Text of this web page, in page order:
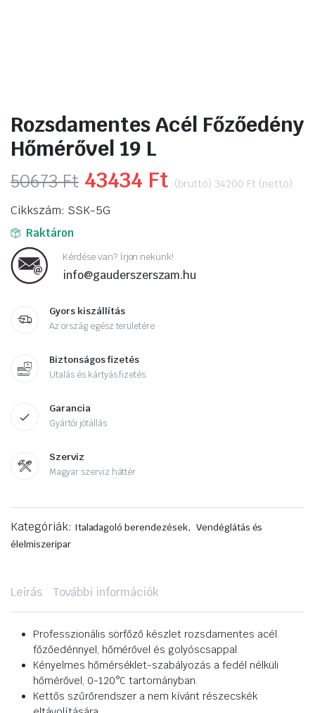
Rozsdamentes Acél Főzőedény
Hőmérővel 19 L
50673Ft Original
price
50673 Ft.
43434 Ft Current
43434 Ft.
(bruttó) 34200 Ft (nettó)
Cikkszám: SSK-5G
Raktáron
Kérdése van? Írjon nekünk!
info@gauderszerszam.hu
Gyors kiszállítás
Az ország egész területére
Biztonságos fizetés
Utalás és kártyás fizetés.
Garancia
Gyártói jótállás
Szerviz
Magyar szerviz háttér
Kategóriák: Italadagoló berendezések, Vendéglátás és
élelmiszeripar
Leírás További információk
Professzionális sörfőző készlet rozsdamentes acél
főzőedénnyel, hőmérővel és golyóscsappal.
Kényelmes hőmérséklet-szabályozás a fedél nélküli
hőmérővel, 0-120°C tartományban.
Kettős szűrőrendszer a nem kívánt részecskék